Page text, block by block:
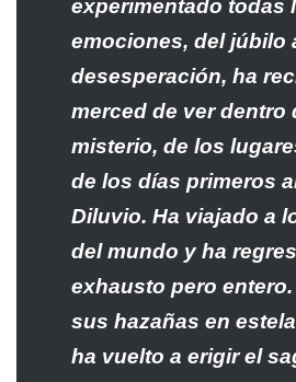
experimentado todas
emociones, del júbilo
desesperación, ha
merced de ver dentro
misterio, de los
de los días primeros
Diluvio. Ha viajado a
del mundo y ha
exhausto pero
sus hazañas en
ha vuelto a erigir el